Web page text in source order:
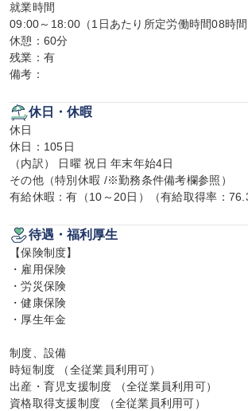
就業時間
09:00～18:00（1日あたり所定労働時間08時間
休憩：60分
残業：有
備考：
休日・休暇
休日
休日：105日
（内訳） 日曜 祝日 年末年始4日
その他（特別休暇 /※勤務条件備考欄参照）
有給休暇：有（10～20日）（有給取得率：
待遇・福利厚生
【保険制度】
・雇用保険
・労災保険
・健康保険
・厚生年金
制度、設備
時短制度 （全従業員利用可）
出産・育児支援制度 （全従業員利用可）
資格取得支援制度 （全従業員利用可）